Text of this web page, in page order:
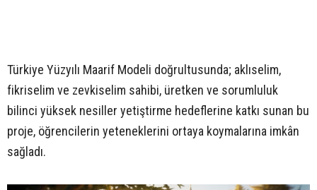
Türkiye Yüzyılı Maarif Modeli doğrultusunda; aklıselim,
fikriselim ve zevkiselim sahibi, üretken ve sorumluluk
bilinci yüksek nesiller yetiştirme hedeflerine katkı sunan bu
proje, öğrencilerin yeteneklerini ortaya koymalarına imkân
sağladı.